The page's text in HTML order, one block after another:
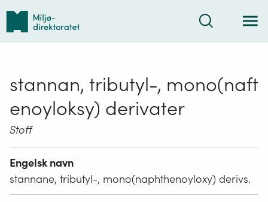
Tilbake
forsiden
Søk
stannan, tributyl-, mono(naft
enoyloksy) derivater
Stoff
Engelsk navn
stannane, tributyl-, mono(naphthenoyloxy) derivs.